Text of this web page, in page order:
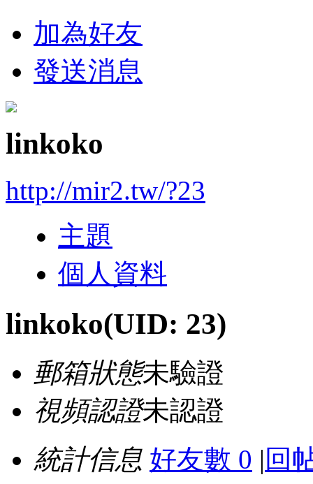
加為好友
發送消息
linkoko
http://mir2.tw/?23
主題
個人資料
linkoko(UID: 23)
郵箱狀態未驗證
視頻認證未認證
統計信息 好友數 0 | 回